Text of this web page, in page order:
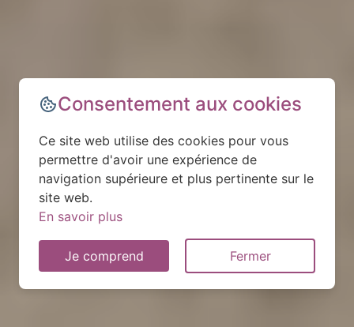
Consentement aux cookies
Ce site web utilise des cookies pour vous
permettre d'avoir une expérience de
navigation supérieure et plus pertinente sur le
site web.
En savoir plus
Je comprend Fermer